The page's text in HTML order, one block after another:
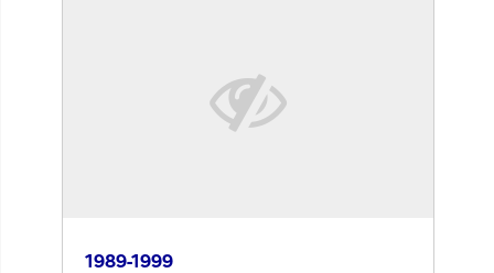
1989-1999